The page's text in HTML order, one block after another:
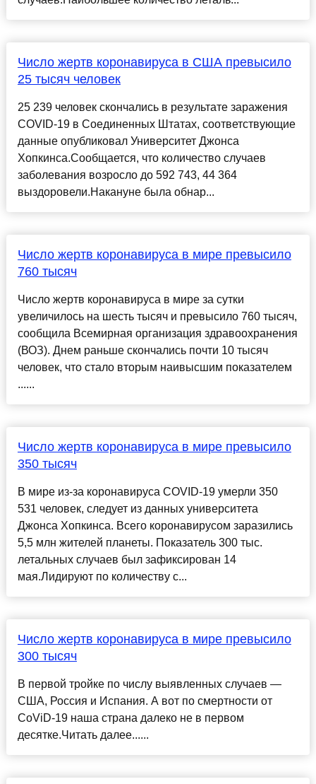
Число жертв коронавируса в США превысило
25 тысяч человек
25 239 человек скончались в результате заражения
COVID-19 в Соединенных Штатах, соответствующие
данные опубликовал Университет Джонса
Хопкинса.Сообщается, что количество случаев
заболевания возросло до 592 743, 44 364
выздоровели.Накануне была обнар...
Число жертв коронавируса в мире превысило
760 тысяч
Число жертв коронавируса в мире за сутки
увеличилось на шесть тысяч и превысило 760 тысяч,
сообщила Всемирная организация здравоохранения
(ВОЗ). Днем раньше скончались почти 10 тысяч
человек, что стало вторым наивысшим показателем
......
Число жертв коронавируса в мире превысило
350 тысяч
В мире из-за коронавируса COVID-19 умерли 350
531 человек, следует из данных университета
Джонса Хопкинса. Всего коронавирусом заразились
5,5 млн жителей планеты. Показатель 300 тыс.
летальных случаев был зафиксирован 14
мая.Лидируют по количеству с...
Число жертв коронавируса в мире превысило
300 тысяч
В первой тройке по числу выявленных случаев —
США, Россия и Испания. А вот по смертности от
CoViD-19 наша страна далеко не в первом
десятке.Читать далее......